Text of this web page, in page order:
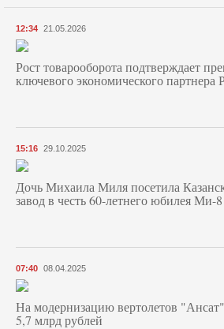
12:34 21.05.2026
Рост товарооборота подтверждает
ключевого экономического партнера
15:16 29.10.2025
Дочь Михаила Миля посетила
завод в честь 60-летнего юбилея Ми-8
07:40 08.04.2025
На модернизацию вертолетов
5,7 млрд рублей